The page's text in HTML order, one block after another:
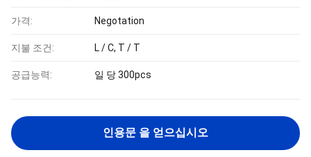
가격: Negotation
지불 조건: L / C, T / T
공급능력: 일 당 300pcs
인용문 을 얻으십시오